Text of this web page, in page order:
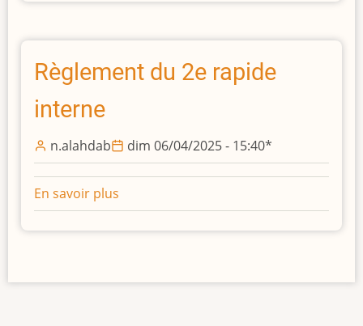
menace
mat
est
plus
forte!
Règlement du 2e rapide
interne
n.alahdab dim 06/04/2025 - 15:40*
En savoir plus
Règlement
du